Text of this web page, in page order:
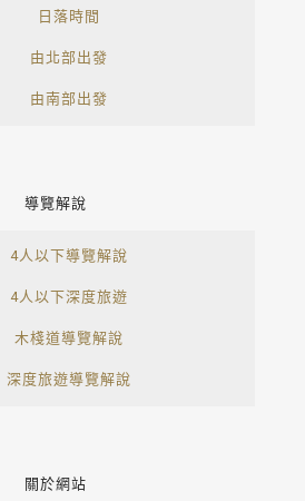
日落時間
由北部出發
由南部出發
導覽解說
4人以下導覽解說
4人以下深度旅遊
木棧道導覽解說
深度旅遊導覽解說
關於網站